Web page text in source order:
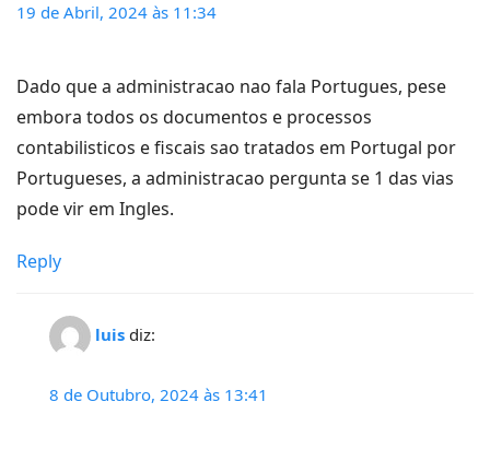
19 de Abril, 2024 às 11:34
Dado que a administracao nao fala Portugues, pese
embora todos os documentos e processos
contabilisticos e fiscais sao tratados em Portugal por
Portugueses, a administracao pergunta se 1 das vias
pode vir em Ingles.
Reply
luis diz:
8 de Outubro, 2024 às 13:41